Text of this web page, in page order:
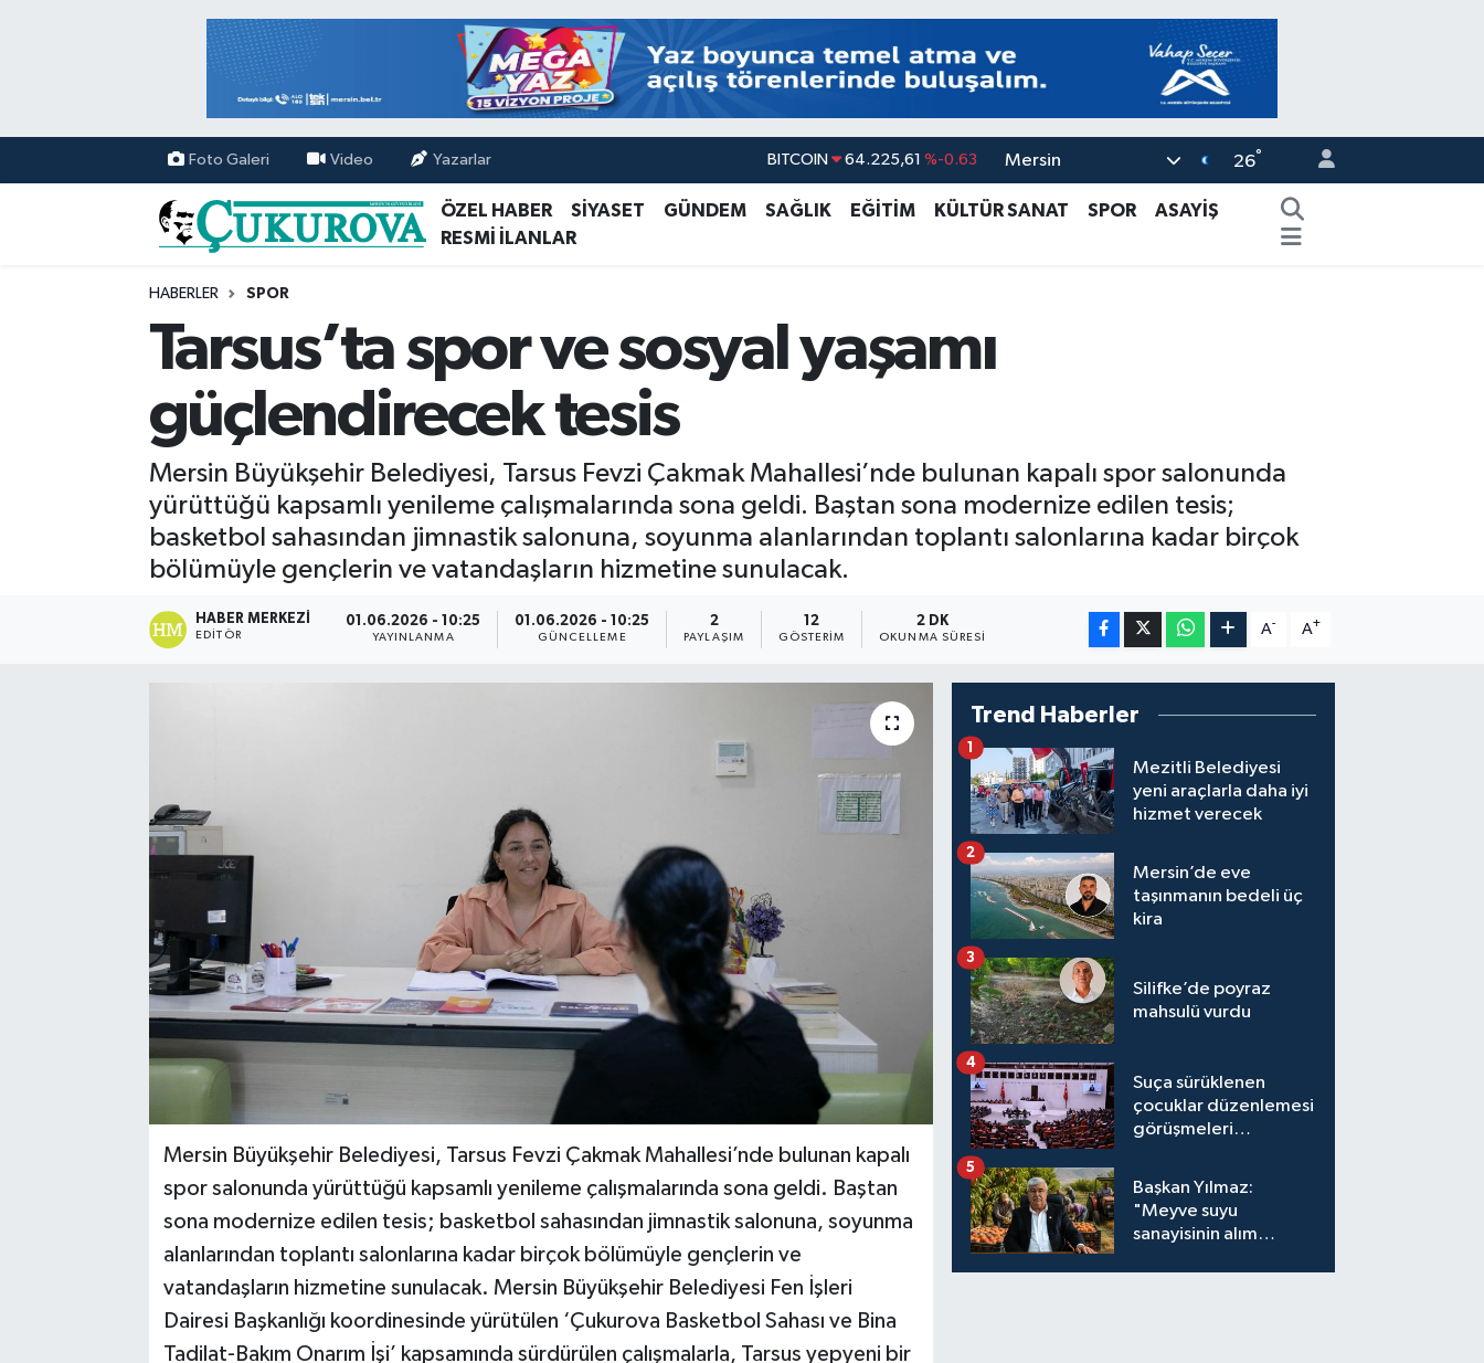
Foto Galeri Video Yazarlar DOLAR 47,6704 %0
EURO 55,0406 %-0.08
BITCOIN 64.225,61
Mersin 26°
ÖZEL HABER SİYASET GÜNDEM SAĞLIK EĞİTİM KÜLTÜR SANAT SPOR
ASAYİŞ
RESMİ İLANLAR
HABERLER SPOR
Tarsus’ta spor ve sosyal yaşamı
güçlendirecek tesis
Mersin Büyükşehir Belediyesi, Tarsus Fevzi Çakmak Mahallesi’nde bulunan kapalı spor salonunda
yürüttüğü kapsamlı yenileme çalışmalarında sona geldi. Baştan sona modernize edilen tesis;
basketbol sahasından jimnastik salonuna, soyunma alanlarından toplantı salonlarına kadar birçok
bölümüyle gençlerin ve vatandaşların hizmetine sunulacak.
HABER MERKEZI
EDITÖR
01.06.2026 - 10:25
YAYINLANMA
01.06.2026 - 10:25
GÜNCELLEME
2
PAYLAŞIM
12
GÖSTERIM
2 DK
OKUNMA SÜRESI
A- A+
Mersin Büyükşehir Belediyesi, Tarsus Fevzi Çakmak Mahallesi’nde bulunan kapalı
spor salonunda yürüttüğü kapsamlı yenileme çalışmalarında sona geldi. Baştan
sona modernize edilen tesis; basketbol sahasından jimnastik salonuna, soyunma
alanlarından toplantı salonlarına kadar birçok bölümüyle gençlerin ve
vatandaşların hizmetine sunulacak. Mersin Büyükşehir Belediyesi Fen İşleri
Dairesi Başkanlığı koordinesinde yürütülen ‘Çukurova Basketbol Sahası ve Bina
Tadilat-Bakım Onarım İşi’ kapsamında sürdürülen çalışmalarla, Tarsus yepyeni bir
Trend Haberler
Mezitli Belediyesi
yeni araçlarla daha iyi
hizmet verecek
1
Mersin’de eve
taşınmanın bedeli üç
kira
2
Silifke’de poyraz
mahsulü vurdu
3
Suça sürüklenen
çocuklar düzenlemesi
görüşmeleri
4
Başkan Yılmaz:
"Meyve suyu
sanayisinin alım
5
Mersin Nöbetçi Eczaneler
Mersin Hava Durumu
Mersin Namaz Vakitleri
Mersin Trafik Yoğunluk Haritası
Tüm Manşetler
Son Dakika Haberleri
Haber Arşivi